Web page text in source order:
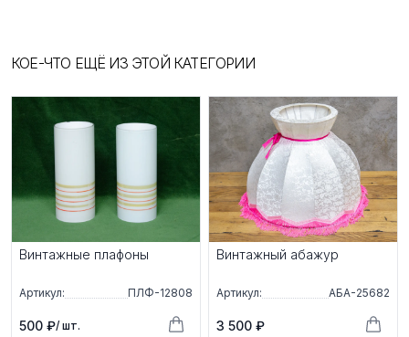
КОЕ-ЧТО ЕЩЁ ИЗ ЭТОЙ КАТЕГОРИИ
Винтажные плафоны
Артикул: ПЛФ-12808
500 ₽/ шт.
Винтажный абажур
Артикул: АБА-25682
3 500 ₽